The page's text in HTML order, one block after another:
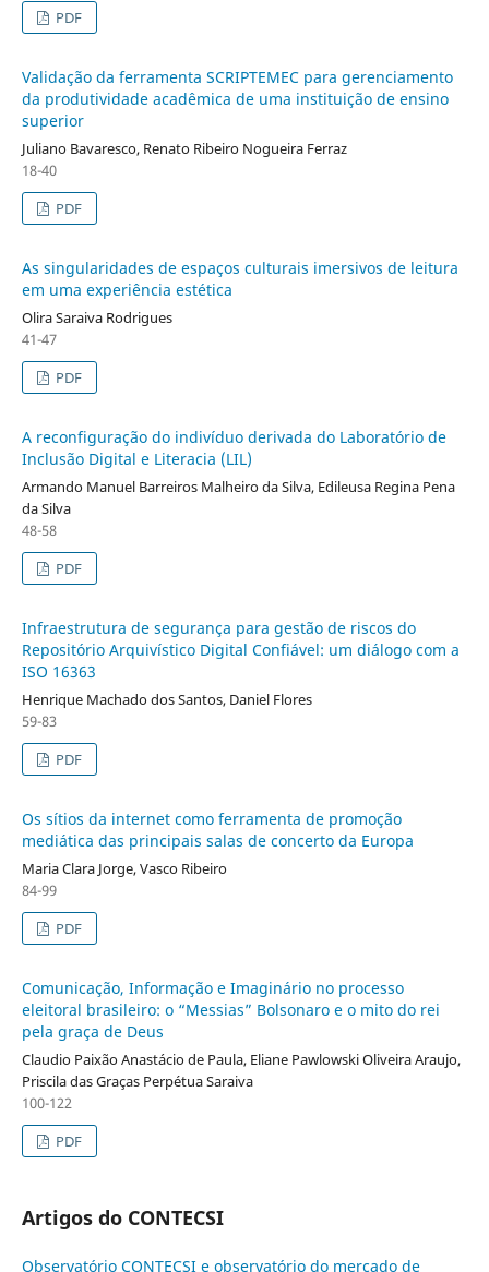
PDF
Validação da ferramenta SCRIPTEMEC para gerenciamento
da produtividade acadêmica de uma instituição de ensino
superior
Juliano Bavaresco, Renato Ribeiro Nogueira Ferraz
18-40
PDF
As singularidades de espaços culturais imersivos de leitura
em uma experiência estética
Olira Saraiva Rodrigues
41-47
PDF
A reconfiguração do indivíduo derivada do Laboratório de
Inclusão Digital e Literacia (LIL)
Armando Manuel Barreiros Malheiro da Silva, Edileusa Regina Pena
da Silva
48-58
PDF
Infraestrutura de segurança para gestão de riscos do
Repositório Arquivístico Digital Confiável: um diálogo com a
ISO 16363
Henrique Machado dos Santos, Daniel Flores
59-83
PDF
Os sítios da internet como ferramenta de promoção
mediática das principais salas de concerto da Europa
Maria Clara Jorge, Vasco Ribeiro
84-99
PDF
Comunicação, Informação e Imaginário no processo
eleitoral brasileiro: o “Messias” Bolsonaro e o mito do rei
pela graça de Deus
Claudio Paixão Anastácio de Paula, Eliane Pawlowski Oliveira Araujo,
Priscila das Graças Perpétua Saraiva
100-122
PDF
Artigos do CONTECSI
Observatório CONTECSI e observatório do mercado de